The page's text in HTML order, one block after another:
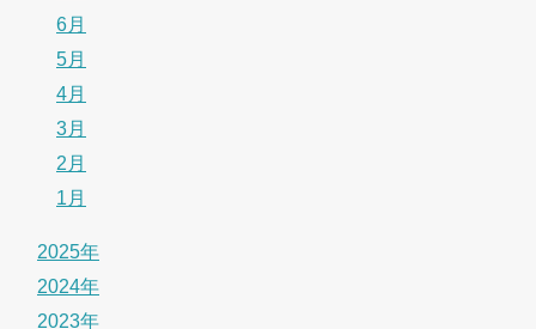
6月
5月
4月
3月
2月
1月
2025年
2024年
2023年